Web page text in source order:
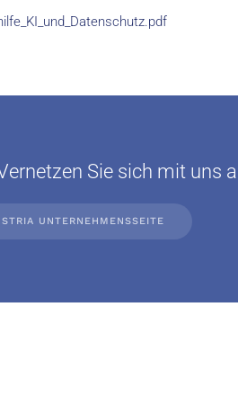
Sie sich mit uns
UNTERNEHMENSSEITE